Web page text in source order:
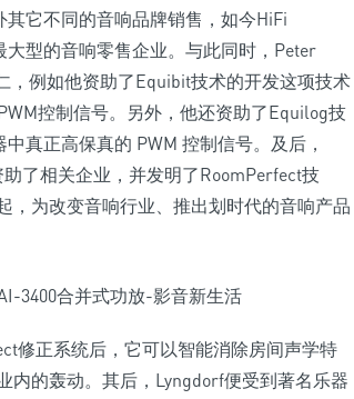
它不同的音响品牌销售，如今HiFi
型的音响零售企业。与此同时，Peter
，例如他资助了Equibit技术的开发这项技术
控制信号。另外，他还资助了Equilog技
真正高保真的 PWM 控制信号。及后，
了相关企业，并发明了RoomPerfect技
，为改变音响行业、推出划时代的音响产品
修正系统后，它可以智能消除房间声学特
内的轰动。其后，Lyngdorf便受到著名乐器